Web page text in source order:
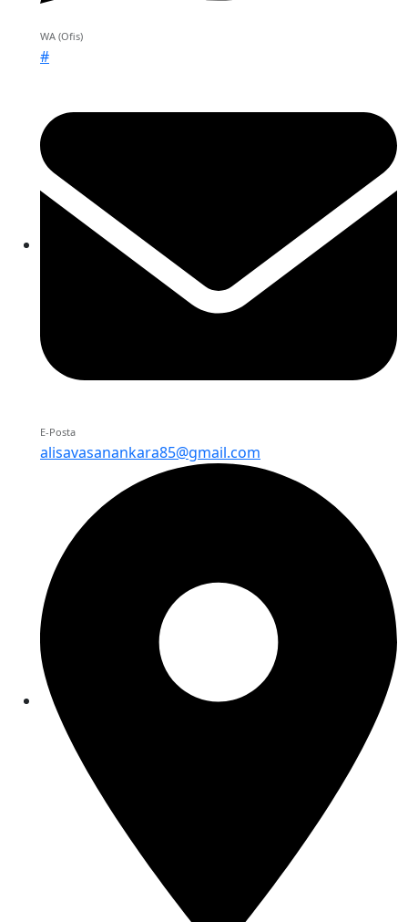
WA (Ofis)
#
E-Posta
alisavasanankara85@gmail.com